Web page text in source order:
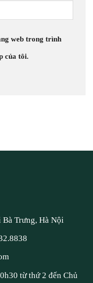
web trong trình
của tôi.
Trưng, Hà Nội
từ thứ 2 đến Chủ